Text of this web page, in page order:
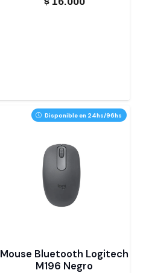
Disponible en 24hs/96hs
Mouse Bluetooth Logitech
M196 Negro